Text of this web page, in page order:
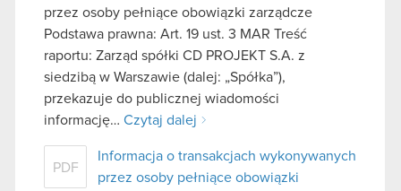
przez osoby pełniące obowiązki zarządcze
Podstawa prawna: Art. 19 ust. 3 MAR Treść
raportu: Zarząd spółki CD PROJEKT S.A. z
siedzibą w Warszawie (dalej: „Spółka”),
przekazuje do publicznej wiadomości
informację… Czytaj dalej
PDF
Informacja o transakcjach wykonywanych
przez osoby pełniące obowiązki